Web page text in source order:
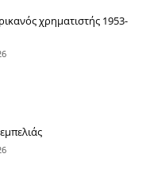
χρηματιστής 1953-